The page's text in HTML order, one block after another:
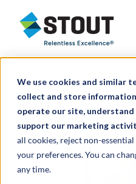
We use cookies and similar
collect and store
operate our site, understand
support our marketing
all cookies, reject non-
your preferences. You can
any time.
Stout Relentless Excellence